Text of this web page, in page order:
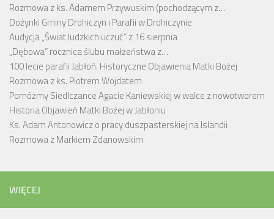
Rozmowa z ks. Adamem Przywuskim (pochodzącym z…
Dożynki Gminy Drohiczyn i Parafii w Drohiczynie
Audycja „Świat ludzkich uczuć” z 16 sierpnia
„Dębowa” rocznica ślubu małżeństwa z…
100 lecie parafii Jabłoń. Historyczne Objawienia Matki Bożej
Rozmowa z ks. Piotrem Wojdatem
Pomóżmy Siedlczance Agacie Kaniewskiej w walce z nowotworem
Historia Objawień Matki Bożej w Jabłoniu
Ks. Adam Antonowicz o pracy duszpasterskiej na Islandii
Rozmowa z Markiem Zdanowskim
WIĘCEJ